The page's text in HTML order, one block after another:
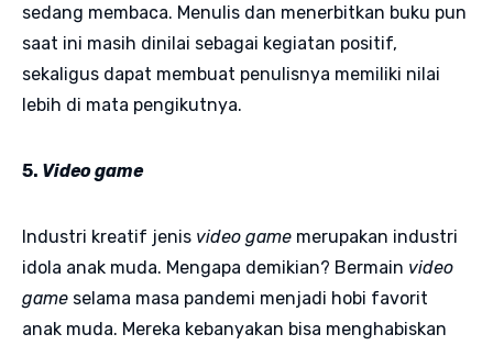
sedang membaca. Menulis dan menerbitkan buku pun
saat ini masih dinilai sebagai kegiatan positif,
sekaligus dapat membuat penulisnya memiliki nilai
lebih di mata pengikutnya.
5. Video game
Industri kreatif jenis video game merupakan industri
idola anak muda. Mengapa demikian? Bermain video
game selama masa pandemi menjadi hobi favorit
anak muda. Mereka kebanyakan bisa menghabiskan